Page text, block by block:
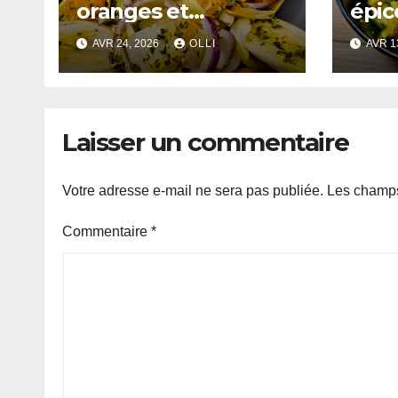
oranges et
amandes
AVR 24, 2026 OLLI AVR
Laisser un commentaire
Votre adresse e-mail ne sera pas publiée. Les
Commentaire *